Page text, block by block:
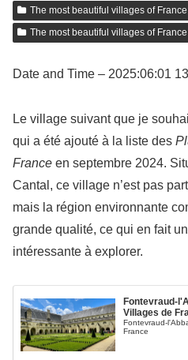
The most beautiful villages of France
The most beautiful villages of France
Date and Time – 2025:06:01
Le village suivant que je
qui a été ajouté à la liste des
France en septembre 2024.
Cantal, ce village n’est pas
mais la région environnante
grande qualité, ce qui en fait
intéressante à explorer.
Fontevraud-
Villages de
Fontevraud-
France